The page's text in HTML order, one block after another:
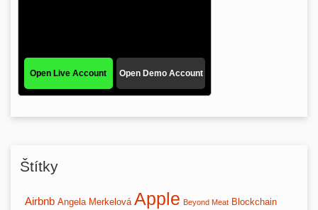
Štítky
Airbnb Angela Merkelová Apple Beyond Meat Blockchain